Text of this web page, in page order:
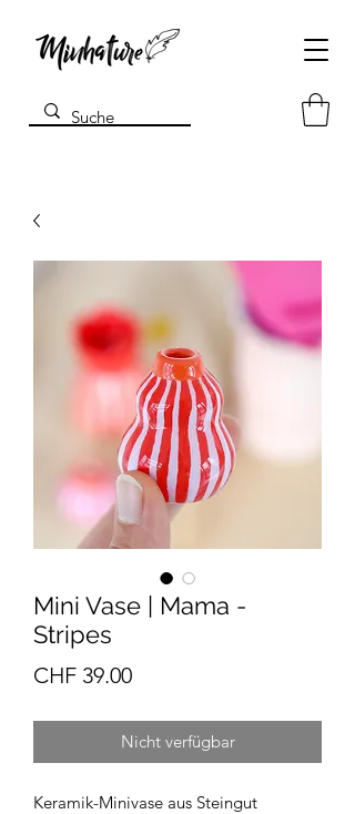
Mini Vase | Mama -
Stripes
CHF 39.00Preis
Nicht verfügbar
Keramik-Minivase aus Steingut